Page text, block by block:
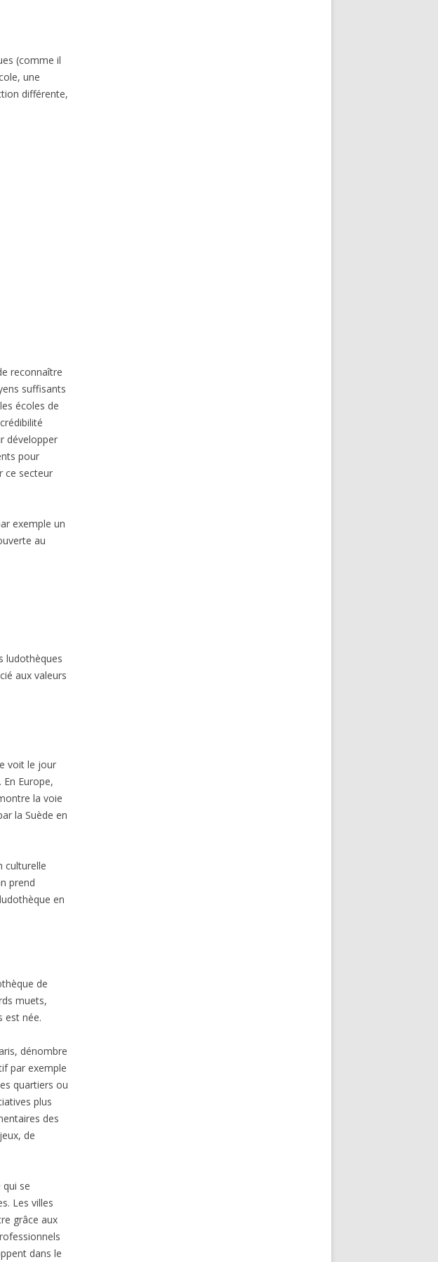
(comme il
une
différente,
reconnaître
suffisants
écoles de
développer
pour
ce secteur
exemple un
au
ludothèques
aux valeurs
voit le jour
En Europe,
la voie
la Suède en
culturelle
prend
en
de
muets,
est née.
dénombre
par exemple
quartiers ou
plus
des
de
qui se
Les villes
grâce aux
dans le